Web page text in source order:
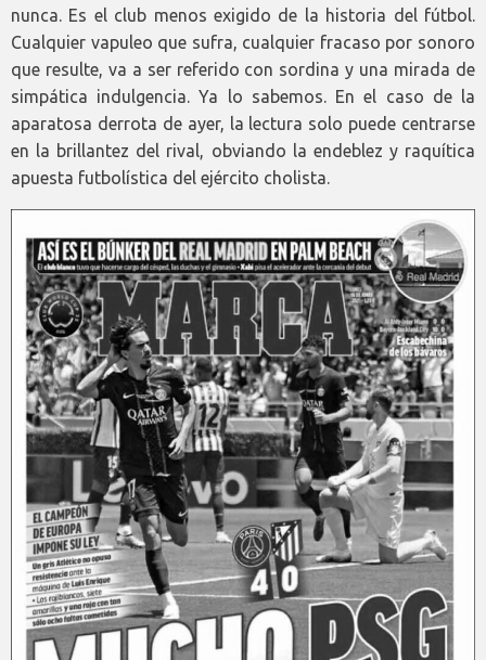
nunca. Es el club menos exigido de la historia del fútbol.
Cualquier vapuleo que sufra, cualquier fracaso por sonoro
que resulte, va a ser referido con sordina y una mirada de
simpática indulgencia. Ya lo sabemos. En el caso de la
aparatosa derrota de ayer, la lectura solo puede centrarse
en la brillantez del rival, obviando la endeblez y raquítica
apuesta futbolística del ejército cholista.